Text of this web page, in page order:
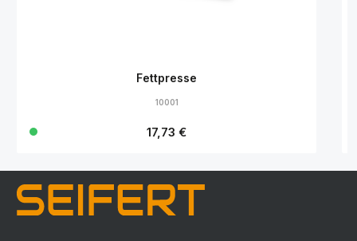
Fettpresse
10001
Regulärer Preis:
17,73 €